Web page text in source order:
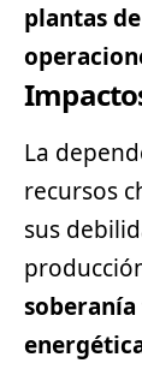
plantas
La
recursos
sus